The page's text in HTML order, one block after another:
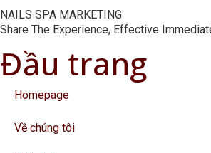
NAILS SPA MARKETING
Share The Experience, Effective
Đầu trang
Homepage
Về chúng tôi